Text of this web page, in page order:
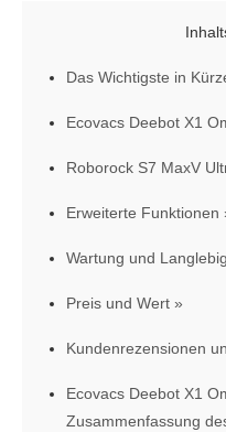
Das Wichtigste in
Ecovacs Deebot X1
Roborock S7 MaxV
Erweiterte Funktionen
Wartung und
Preis und Wert
Kundenrezensionen
Ecovacs Deebot X1
Zusammenfassung